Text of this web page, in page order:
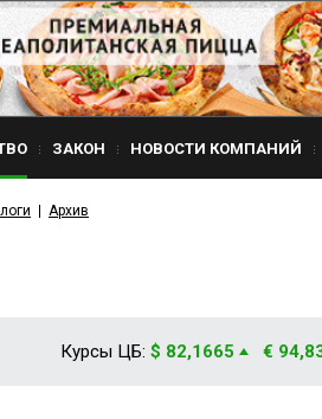
ЗАКОН НОВОСТИ КОМПАНИЙ
Архив
Курсы ЦБ: $ 82,1665 €